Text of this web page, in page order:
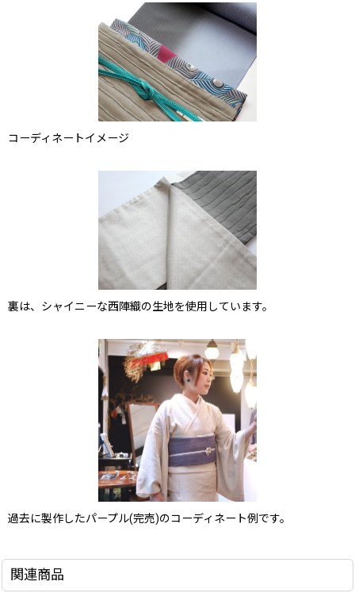
コーディネートイメージ
裏は、シャイニーな西陣織の生地を使用しています。
過去に製作したパープル(完売)のコーディネート例です。
関連商品